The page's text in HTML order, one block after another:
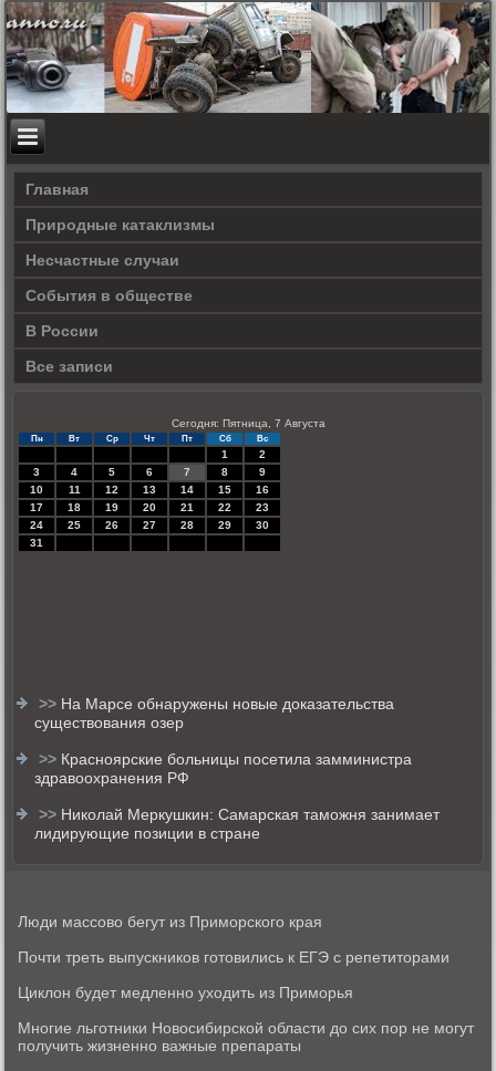
Главная
Природные катаклизмы
Несчастные случаи
События в обществе
В России
Все записи
Сегодня: Пятница, 7 Августа
Пн Вт Ср Чт Пт Сб Вс
1
2
3
4 5 6 7 8
9
10
11 12 13 14 15
16
17
18 19 20 21 22
23
24
25 26 27 28 29
30
31
>> На Марсе обнаружены новые доказательства
существования озер
>> Красноярские больницы посетила замминистра
здравоохранения РФ
>> Николай Меркушкин: Самарская таможня занимает
лидирующие позиции в стране
Люди массово бегут из Приморского края
Почти треть выпускников готовились к ЕГЭ с репетиторами
Циклон будет медленно уходить из Приморья
Многие льготники Новосибирской области до сих пор не могут
получить жизненно важные препараты